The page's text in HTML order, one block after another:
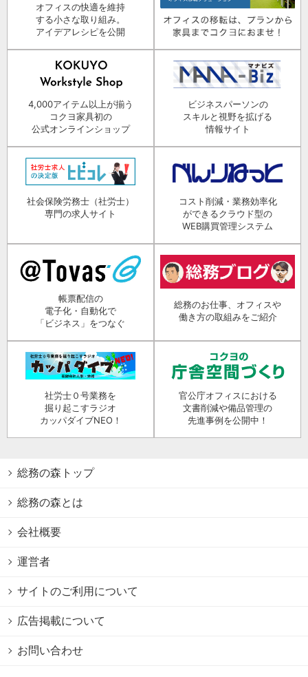
オフィスの快適を維持
する小さな取り組み。
アイデアレシピを公開
4,000アイテム以上が揃う
コクヨ家具初の
公式オンラインショップ
ビジネスパーソンの
スキルと視野を拡げる
情報サイト
社会保険労務士（社労士）
専門の求人サイト
コスト削減・業務効率化
ができるクラウド型の
WEB購買管理システム
帳票配信の
電子化・自動化で
「ビジネス」をつなぐ
総務のお仕事、オフィスや
働き方の取組みをご紹介
社労士０号業務を
掘り起こすラジオ
カッパダイブNEO！
官公庁オフィスにおける
文書削減や備品管理の
先進事例を公開中！
総務の森トップ
総務の森とは
会社概要
運営者
サイトのご利用について
広告掲載について
お問い合わせ